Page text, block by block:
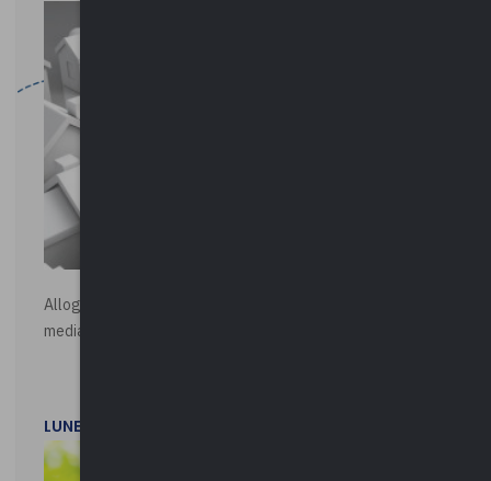
Alloggi di Edilizia Residenziale Pubblica - Vendita all'asta
mediante procedura asincrona telematica
LUNEDì 20 LUGLIO 2026